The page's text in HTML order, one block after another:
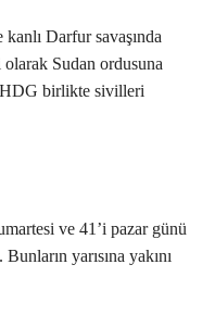
Darfur savaşında
Sudan ordusuna
HDG birlikte sivilleri
ve 41’i pazar günü
yarısına yakını